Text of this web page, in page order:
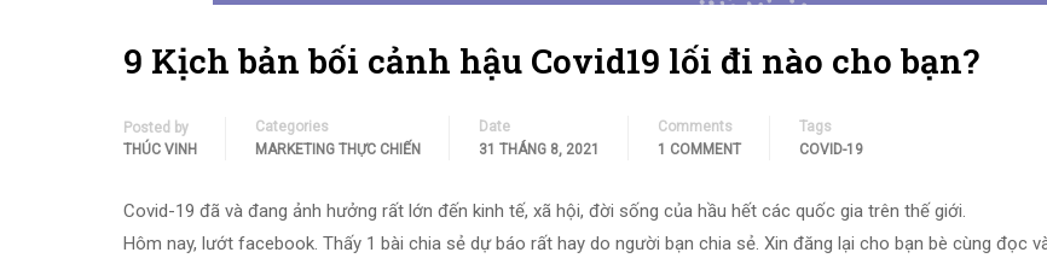
9 Kịch bản bối cảnh hậu Covid19 lối đi nào cho bạn?
Posted by
THÚC VINH
Categories
MARKETING THỰC CHIẾN
Date
31 THÁNG 8, 2021
Comments
1 COMMENT
Tags
COVID-19
Covid-19 đã và đang ảnh hưởng rất lớn đến kinh tế, xã hội, đời sống của hầu hết các quốc gia trên thế giới.
Hôm nay, lướt facebook. Thấy 1 bài chia sẻ dự báo rất hay do người bạn chia sẻ. Xin đăng lại cho bạn bè cùng đọc